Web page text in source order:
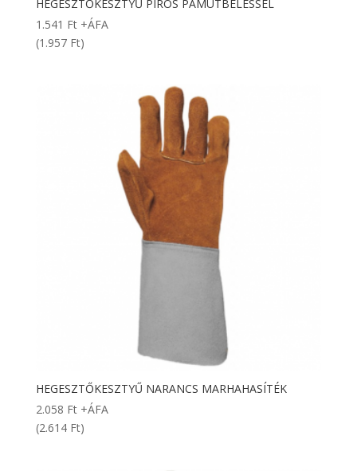
HEGESZTŐKESZTYŰ PIROS PAMUTBÉLÉSSEL
1.541 Ft +ÁFA
(1.957 Ft)
HEGESZTŐKESZTYŰ NARANCS MARHAHASÍTÉK
2.058 Ft +ÁFA
(2.614 Ft)